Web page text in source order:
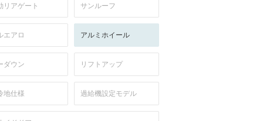
リアゲート サンルーフ
エアロ アルミホイール
ダウン リフトアップ
地仕様 過給機設定モデル